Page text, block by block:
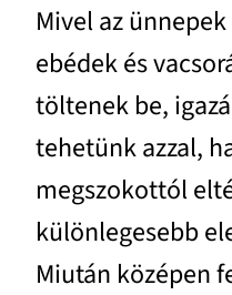
Mivel az
ebédek és
töltenek be,
tehetünk azzal,
megszokottól
különlegesebb
Miután középen